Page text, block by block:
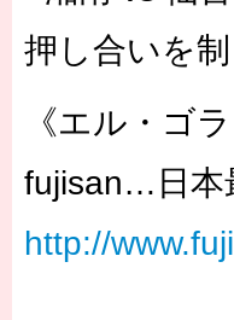
押し合いを
《エル・ゴ
fujisan…日本
http://